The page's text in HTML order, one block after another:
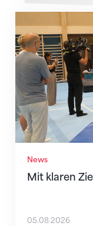
News
Mit klaren
Mit klaren
05.08.2026